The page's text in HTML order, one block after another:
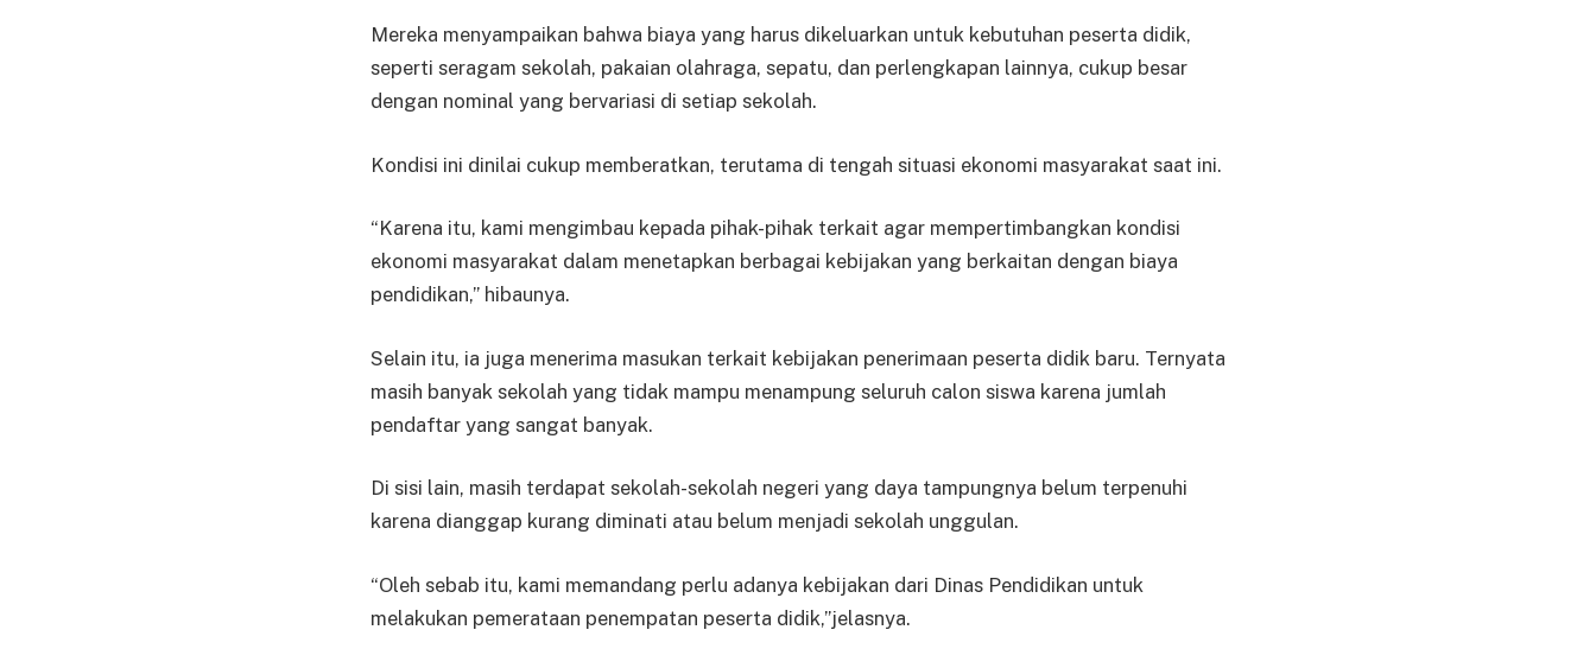
Mereka menyampaikan bahwa biaya yang harus dikeluarkan untuk kebutuhan peserta didik,
seperti seragam sekolah, pakaian olahraga, sepatu, dan perlengkapan lainnya, cukup besar
dengan nominal yang bervariasi di setiap sekolah.
Kondisi ini dinilai cukup memberatkan, terutama di tengah situasi ekonomi masyarakat saat ini.
“Karena itu, kami mengimbau kepada pihak-pihak terkait agar mempertimbangkan kondisi
ekonomi masyarakat dalam menetapkan berbagai kebijakan yang berkaitan dengan biaya
pendidikan,” hibaunya.
Selain itu, ia juga menerima masukan terkait kebijakan penerimaan peserta didik baru. Ternyata
masih banyak sekolah yang tidak mampu menampung seluruh calon siswa karena jumlah
pendaftar yang sangat banyak.
Di sisi lain, masih terdapat sekolah-sekolah negeri yang daya tampungnya belum terpenuhi
karena dianggap kurang diminati atau belum menjadi sekolah unggulan.
“Oleh sebab itu, kami memandang perlu adanya kebijakan dari Dinas Pendidikan untuk
melakukan pemerataan penempatan peserta didik,”jelasnya.